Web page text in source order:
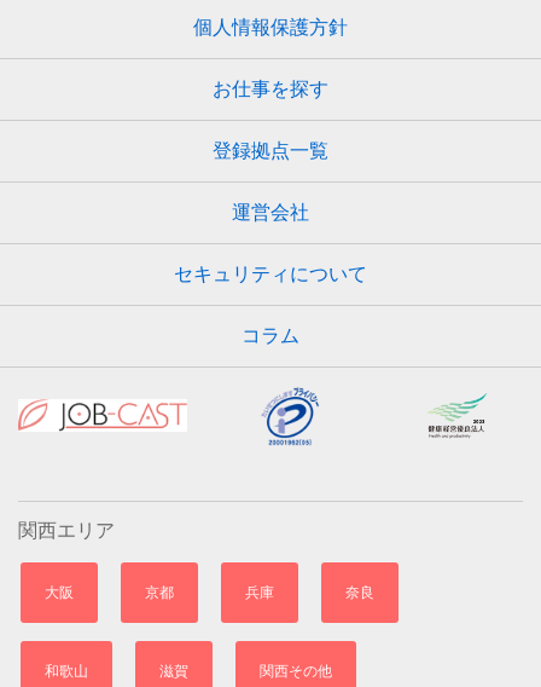
個人情報保護方針
お仕事を探す
登録拠点一覧
運営会社
セキュリティについて
コラム
関西エリア
大阪 京都 兵庫 奈良
和歌山 滋賀 関西その他